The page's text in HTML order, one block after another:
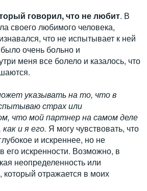
говорил, что не любит. В
своего любимого человека,
что не испытывает к ней
очень больно и
меня все болело и казалось, что
указывать на то, что в
страх или
что мой партнер на самом деле
и я его. Я могу чувствовать, что
и искреннее, но не
его искренности. Возможно, в
неопределенность или
который отражается в моих